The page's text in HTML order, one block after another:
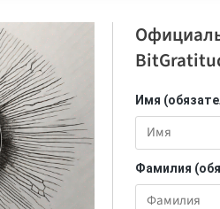
Имя
Фамилия